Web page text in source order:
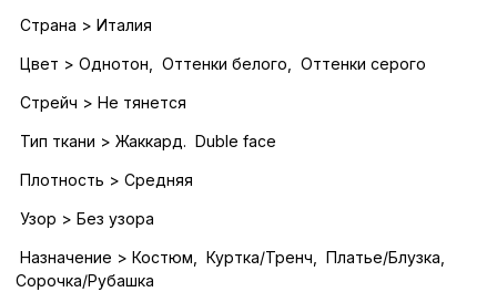
Страна > Италия
Цвет > Однотон, Оттенки белого, Оттенки серого
Стрейч > Не тянется
Тип ткани > Жаккард. Duble face
Плотность > Средняя
Узор > Без узора
Назначение > Костюм, Куртка/Тренч, Платье/Блузка,
Сорочка/Рубашка